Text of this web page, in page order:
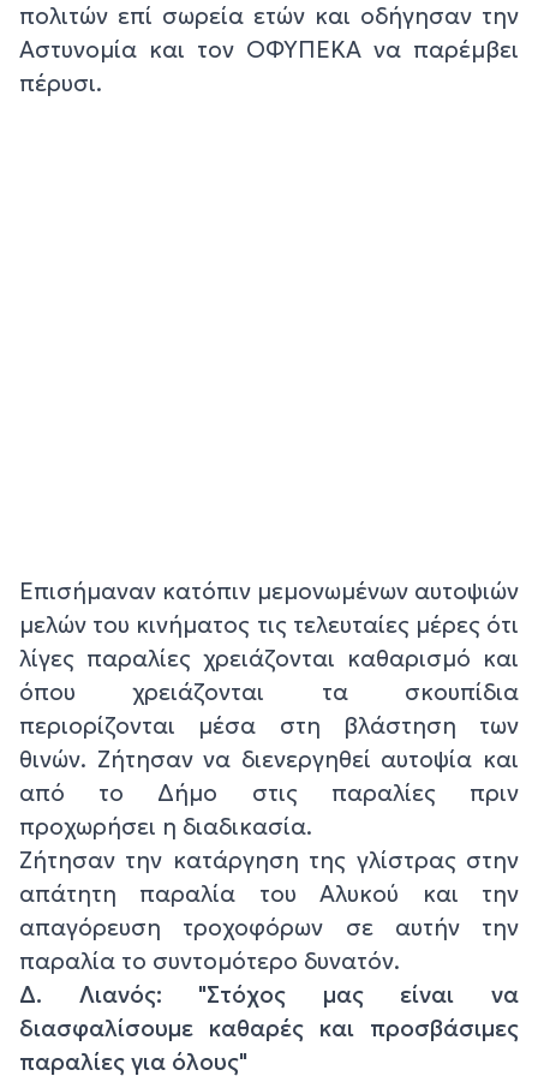
πολιτών επί σωρεία ετών και οδήγησαν την
Αστυνομία και τον ΟΦΥΠΕΚΑ να παρέμβει
πέρυσι.
Επισήμαναν κατόπιν μεμονωμένων αυτοψιών
μελών του κινήματος τις τελευταίες μέρες ότι
λίγες παραλίες χρειάζονται καθαρισμό και
όπου χρειάζονται τα σκουπίδια
περιορίζονται μέσα στη βλάστηση των
θινών. Ζήτησαν να διενεργηθεί αυτοψία και
από το Δήμο στις παραλίες πριν
προχωρήσει η διαδικασία.
Ζήτησαν την κατάργηση της γλίστρας στην
απάτητη παραλία του Αλυκού και την
απαγόρευση τροχοφόρων σε αυτήν την
παραλία το συντομότερο δυνατόν.
Δ. Λιανός: "Στόχος μας είναι να
διασφαλίσουμε καθαρές και προσβάσιμες
παραλίες για όλους"